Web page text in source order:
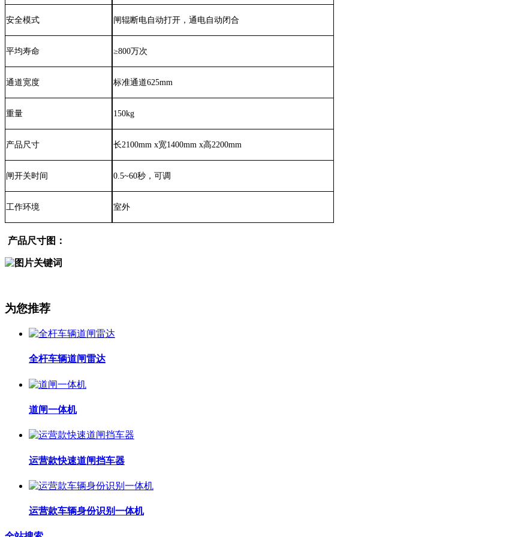
安全模式 闸辊断电自动打开，通电自动闭合
平均寿命 ≥800万次
通道宽度 标准通道625mm
重量 150kg
产品尺寸 长21 00mm x宽1400mm x高2200mm
闸开关时间 0.5~60秒，可调
工作环境 室外
产品尺寸图：
为您推荐
全杆车辆道闸雷达
道闸一体机
运营款快速道闸挡车器
运营款车辆身份识别一体机